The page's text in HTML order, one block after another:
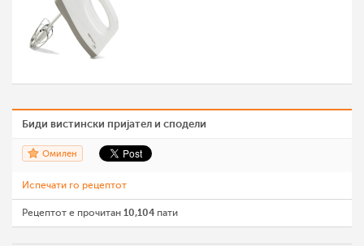
Биди вистински пријател и сподели
Омилен
Испечати го рецептот
Рецептот е прочитан 10,104 пати